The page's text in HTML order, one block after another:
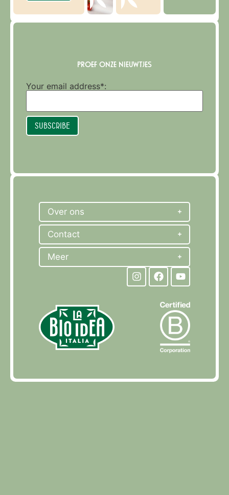
PROEF ONZE NIEUWTJES
Your email address*:
Subscribe
Over ons
Contact
Meer